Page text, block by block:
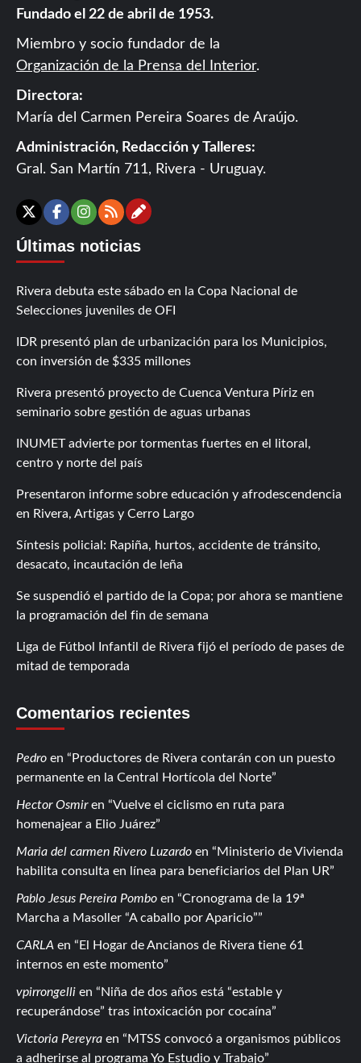
Fundado el 22 de abril de 1953.
Miembro y socio fundador de la
Organización de la Prensa del Interior.
Directora:
María del Carmen Pereira Soares de Araújo.
Administración, Redacción y Talleres:
Gral. San Martín 711, Rivera - Uruguay.
X Facebook
Instagram
RSSContáctanos
Últimas noticias
Rivera debuta este sábado en la Copa Nacional de
Selecciones juveniles de OFI
IDR presentó plan de urbanización para los Municipios,
con inversión de $335 millones
Rivera presentó proyecto de Cuenca Ventura Píriz en
seminario sobre gestión de aguas urbanas
INUMET advierte por tormentas fuertes en el litoral,
centro y norte del país
Presentaron informe sobre educación y afrodescendencia
en Rivera, Artigas y Cerro Largo
Síntesis policial: Rapiña, hurtos, accidente de tránsito,
desacato, incautación de leña
Se suspendió el partido de la Copa; por ahora se mantiene
la programación del fin de semana
Liga de Fútbol Infantil de Rivera fijó el período de pases de
mitad de temporada
Comentarios recientes
Pedro en
Productores de Rivera contarán con un puesto
permanente en la Central Hortícola del Norte
Hector Osmiren
Vuelve el ciclismo en ruta para
homenajear a Elio Juárez
Maria del carmen Rivero Luzardo en
Ministerio de Vivienda
habilita consulta en línea para beneficiarios del Plan UR
Pablo Jesus Pereira Pombo en
Cronograma de la 19ª
Marcha a Masoller “A caballo por Aparicio”
CARLA en
El Hogar de Ancianos de Rivera tiene 61
internos en este momento
vpirrongelli en
Niña de dos años está “estable y
recuperándose” tras intoxicación por cocaína
Victoria Pereyra en
MTSS convocó a organismos públicos
a adherirse al programa Yo Estudio y Trabajo